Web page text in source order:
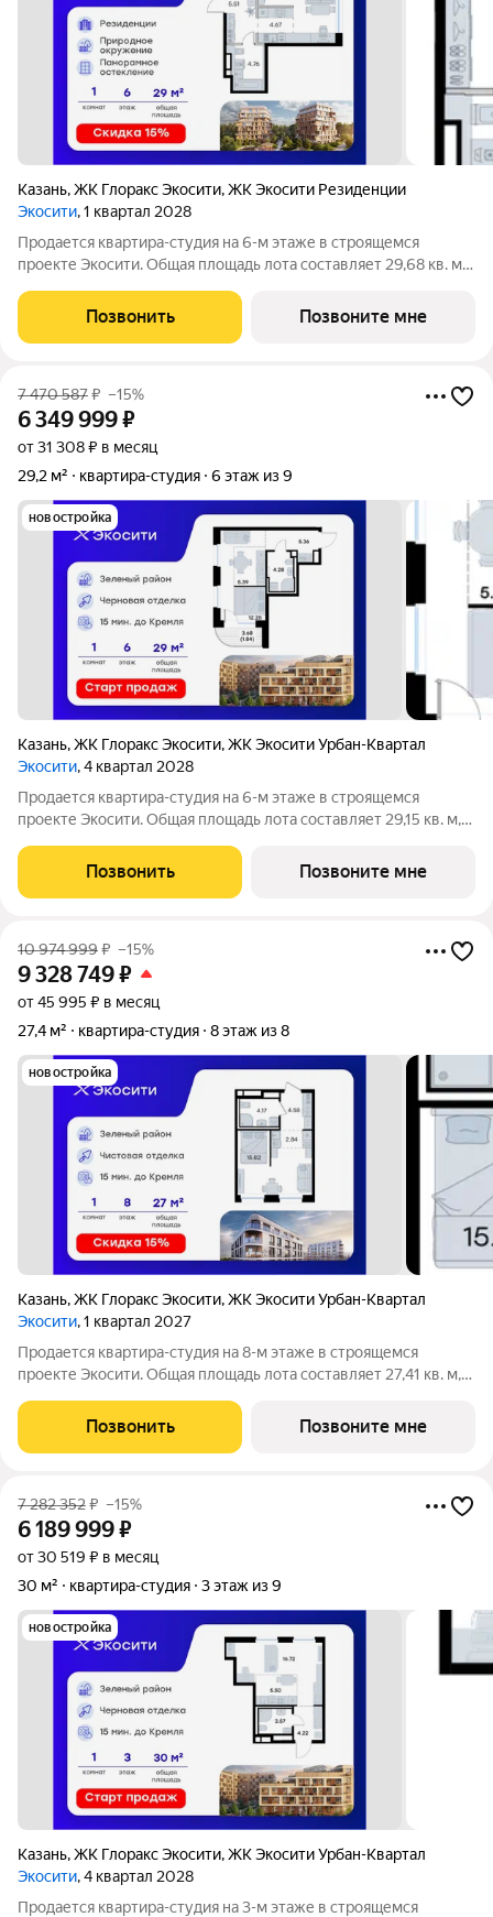
Казань,ЖК Глоракс Экосити,ЖК Экосити Резиденции
Экосити, 1 квартал 2028
Продается квартира-студия на 6-м этаже в строящемся
проекте Экосити. Общая площадь лота составляет 29,68 кв. м,
кухонную зону. Номер квартиры - 249 Преимущества
резиденции в квартале
Позвонить Позвоните мне
7 470 587₽ –15%
6 349 999₽
от 31 308 ₽ в месяц
29,2 м²
квартира-студия 6 этаж из 9
новостройка
Казань,ЖК Глоракс Экосити,ЖК Экосити Урбан-Квартал
Экосити, 4 квартал 2028
Продается квартира-студия на 6-м этаже в строящемся
проекте Экосити. Общая площадь лота составляет 29,15 кв. м,
кухонную зону. Номер квартиры - 48 Преимущества квартиры
в Урбан-квартале: -
Позвонить Позвоните мне
10 974 999₽ –15%
9 328 749₽
от 45 995 ₽ в месяц
27,4 м²
квартира-студия 8 этаж из 8
новостройка
Казань,ЖК Глоракс Экосити,ЖК Экосити Урбан-Квартал
Экосити, 1 квартал 2027
Продается квартира-студия на 8-м этаже в строящемся
проекте Экосити. Общая площадь лота составляет 27,41 кв. м,
кухонную зону. Номер квартиры - 239 Преимущества
квартиры в Урбан-квартале:
Позвонить Позвоните мне
7 282 352₽ –15%
6 189 999₽
от 30 519 ₽ в месяц
30 м²
квартира-студия 3 этаж из 9
новостройка
Казань,ЖК Глоракс Экосити,ЖК Экосити Урбан-Квартал
Экосити, 4 квартал 2028
Продается квартира-студия на 3-м этаже в строящемся